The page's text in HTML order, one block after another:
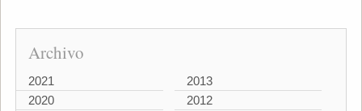
Archivo
2021
2020
2013
2012